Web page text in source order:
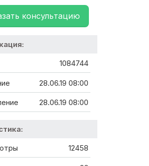
консультацию
1084744
28.06.19 08:00
28.06.19 08:00
12458